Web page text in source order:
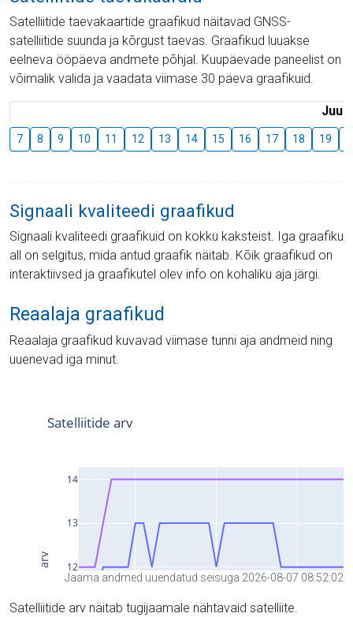
Satelliitide taevakaartide graafikud näitavad GNSS-
satelliitide suunda ja kõrgust taevas. Graafikud luuakse
eelneva ööpäeva andmete põhjal. Kuupäevade paneelist on
võimalik valida ja vaadata viimase 30 päeva graafikuid.
Juuli
7 8 9 10 11 12 13 14 15 16 17 18 19
Signaali kvaliteedi graafikud
Signaali kvaliteedi graafikuid on kokku kaksteist. Iga graafiku
all on selgitus, mida antud graafik näitab. Kõik graafikud on
interaktiivsed ja graafikutel olev info on kohaliku aja järgi.
Reaalaja graafikud
Reaalaja graafikud kuvavad viimase tunni aja andmeid ning
uuenevad iga minut.
Jaama andmed uuendatud seisuga 2026-08-07 08:52:02
Satelliitide arv näitab tugijaamale nähtavaid satelliite.